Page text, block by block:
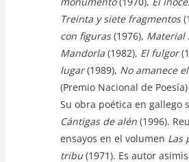
Treinta y siete fragmentos
con figuras(1976), Material
Mandorla (1982), El fulgor
lugar(1989), No amanece
(Premio Nacional de
Su obra poética en gallego
Cántigas de alén (1996).
ensayos en el volumen Las
tribu (1971). Es autor